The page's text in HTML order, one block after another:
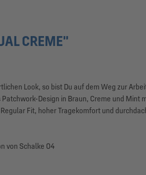
CREME"
Look, so bist Du auf dem Weg zur
Design in Braun, Creme und Mint
Fit, hoher Tragekomfort und
von Schalke 04